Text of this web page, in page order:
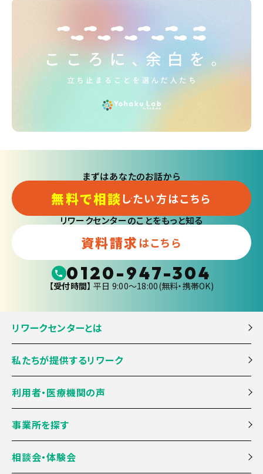
まずはあなたのお話から
無料で相談したい方はこちら
リワークセンターのことをもっと知る
資料請求はこちら
0120-947-304
【受付時間】 平日 9:00〜18:00(無料・携帯OK)
リワークセンターとは
私たちが提供するリワーク
利用者・医療機関の声
事業所を探す
相談会・体験会